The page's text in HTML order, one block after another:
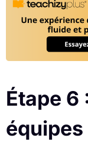
Étape 6